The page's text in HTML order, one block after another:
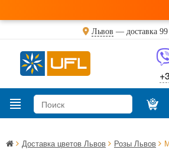
Львов — доставка
Доставка цветов Львов Розы Львов